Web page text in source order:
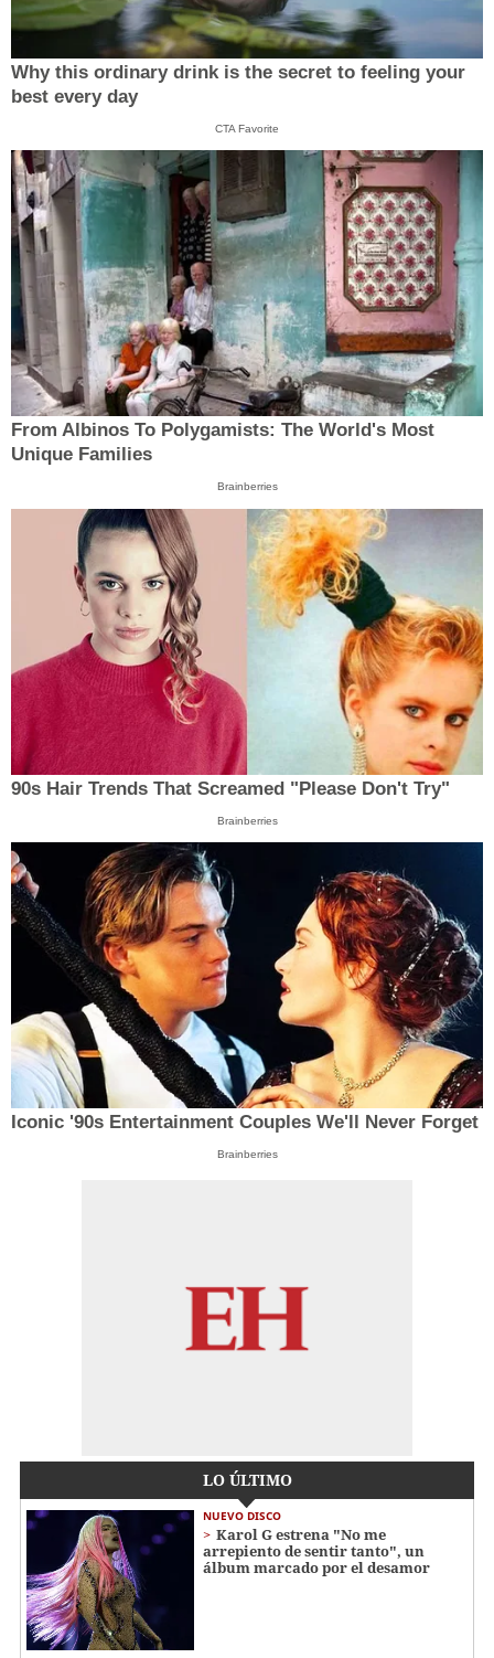
Why this ordinary drink is the secret to feeling your
best every day
CTA Favorite
From Albinos To Polygamists: The World's Most
Unique Families
Brainberries
90s Hair Trends That Screamed "Please Don't Try"
Brainberries
Iconic '90s Entertainment Couples We'll Never Forget
Brainberries
LO ÚLTIMO
NUEVO DISCO
Karol G estrena "No me
arrepiento de sentir tanto", un
álbum marcado por el desamor